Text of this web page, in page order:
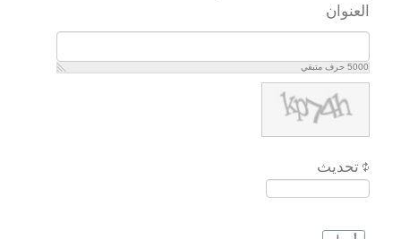
العنوان
5000 حرف متبقي
تحديث